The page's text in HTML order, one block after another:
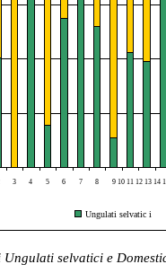
3 4 5 6 7 8 9 10 11 12 13 14
Ungulati selvatic i
selvatici e